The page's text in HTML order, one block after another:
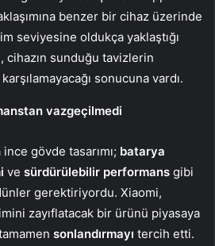
benzer bir cihaz üzerinde
seviyesine oldukça yaklaştığı
cihazın sunduğu tavizlerin
karşılamayacağı sonucuna vardı.
vazgeçilmedi
gövde tasarımı; batarya
ve sürdürülebilir performans gibi
gerektiriyordu. Xiaomi,
zayıflatacak bir ürünü piyasaya
sonlandırmayı tercih etti.